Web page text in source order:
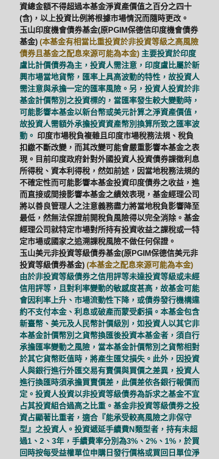
PGIM系列基金 168循環投資
定期(不)定額 高成長基金 月配息
資總金額不得超過本基金淨資產價值之百分之四十
(含)，以上投資比例將根據市場情況而隨時更改。
玉山印度機會債券基金(原PGIM保德信印度機會債券
基金) (本基金有相當比重投資於非投資等級之高風險
債券且基金之配息來源可能為本金) 主要投資於印度
盧比計價債券為主，投資人需注意，印度盧比屬於新
興市場當地貨幣，匯率上具高波動的特性，故投資人
需注意與承擔一定的匯率風險。另，投資人投資於非
基金計價幣別之投資標的，當匯率發生較大變動時，
可能影響本基金以新台幣或美元計算之淨資產價值，
故投資人需額外承擔投資資產幣別換算所致之匯率波
動。 印度市場稅負複雜且印度市場稅務法規、稅負
扣繳不斷改變，而其改變可能會嚴重影響本基金之表
現。目前印度政府針對外國投資人投資債券課徵利息
所得稅、資本利得稅，然如前述，因當地稅務法規的
不確定性而可能影響本基金投資印度債券之收益，進
而直接或間接影響本基金之績效表現，基金經理公司
將以善良管理人之注意義務盡力將當地稅負影響降至
最低，然無法保證前開稅負風險得以完全消除。基金
經理公司就特定市場對所持有投資收益之課稅或一特
定市場或國家之追溯課稅風險不做任何保證。
玉山美元非投資等級債券基金(原PGIM保德信美元非
投資等級債券基金) (本基金之配息來源可能為本金)
由於非投資等級債券之信用評等未達投資等級或未經
信用評等，且對利率變動的敏感度甚高，故基金可能
會因利率上升、市場流動性下降，或債券發行機構違
約不支付本金、利息或破產而蒙受虧損。本基金包含
新臺幣、美元及人民幣計價級別，如投資人以其它非
本基金計價幣別之貨幣換匯後投資本基金者，須自行
承擔匯率變動之風險，當本基金計價幣別之貨幣相對
於其它貨幣貶值時，將產生匯兌損失。此外，因投資
人與銀行進行外匯交易有賣價與買價之差異，投資人
進行換匯時須承擔買賣價差，此價差依各銀行報價而
定。投資人投資以非投資等級債券為訴求之基金不宜
占其投資組合過高之比重。基金非投資等級債券之投
資占顯著比重者，適合『能承受較高風險之非保守
型』之投資人。投資遞延手續費N類型者，持有未超
過1、2、3年，手續費率分別為3%、2%、1%，於買
回時按每受益權單位申購日發行價格或買回日單位淨